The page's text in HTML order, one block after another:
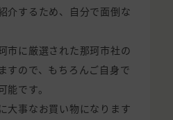
介するため、自分で面倒な
市に厳選された那珂市社の
すので、もちろんご自身で
です。
大事なお買い物になります